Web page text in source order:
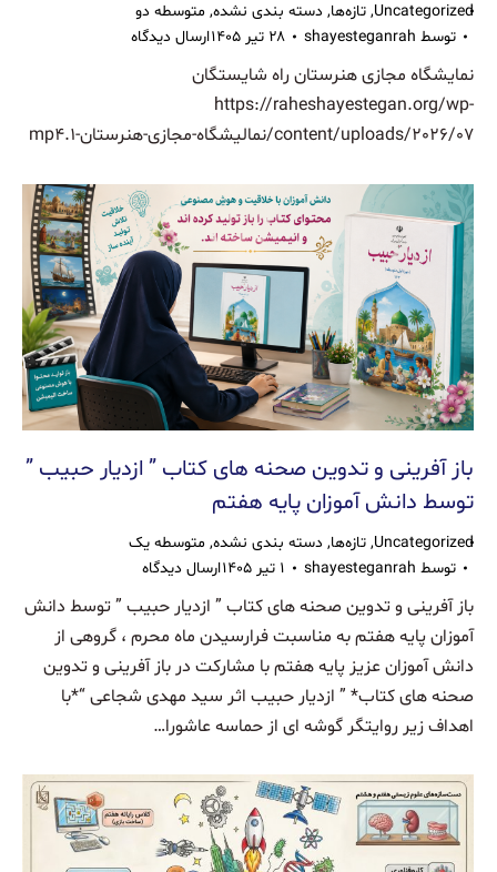
Uncategorized
, تازه‌ها, دسته بندی نشده, متوسطه دو
توسط shayesteganrah ۲۸ تیر ۱۴۰۵ ارسال دیدگاه
نمایشگاه مجازی هنرستان راه شایستگان
https://raheshayestegan.org/wp-
content/uploads/2026/07/نمالیشگاه-مجازی-هنرستان-۱.mp4
باز آفرینی و تدوین صحنه های کتاب ” ازدیار حبیب ”
توسط دانش آموزان پایه هفتم
Uncategorized
, تازه‌ها, دسته بندی نشده, متوسطه یک
توسط shayesteganrah ۱ تیر ۱۴۰۵ ارسال دیدگاه
باز آفرینی و تدوین صحنه های کتاب ” ازدیار حبیب ” توسط دانش
آموزان پایه هفتم به مناسبت فرارسیدن ماه محرم ، گروهی از
دانش آموزان عزیز پایه هفتم با مشارکت در باز آفرینی و تدوین
صحنه های کتاب* ” ازدیار حبیب اثر سید مهدی شجاعی “*با
اهداف زیر روایتگر گوشه ای از حماسه عاشورا…